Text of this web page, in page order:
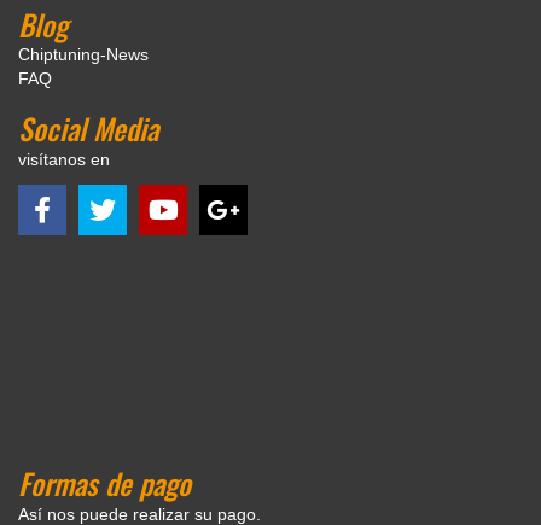
Blog
Chiptuning-News
FAQ
Social Media
visítanos en
Formas de pago
Así nos puede realizar su pago.